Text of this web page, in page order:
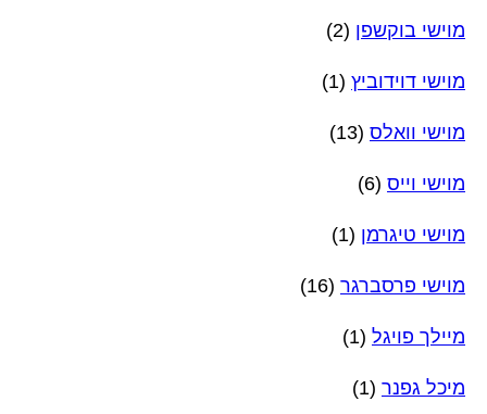
מוישי בוקשפן (2)
מוישי דוידוביץ (1)
מוישי וואלס (13)
מוישי וייס (6)
מוישי טיגרמן (1)
מוישי פרסברגר (16)
מיילך פויגל (1)
מיכל גפנר (1)